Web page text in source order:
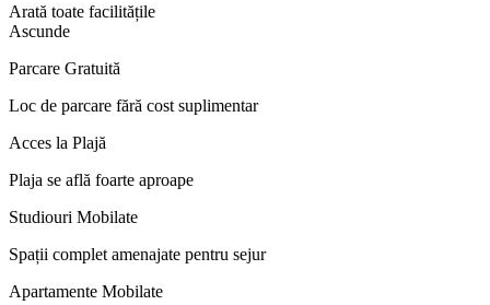
Arată toate facilitățile
Ascunde
Parcare Gratuită
Loc de parcare fără cost suplimentar
Acces la Plajă
Plaja se află foarte aproape
Studiouri Mobilate
Spații complet amenajate pentru sejur
Apartamente Mobilate